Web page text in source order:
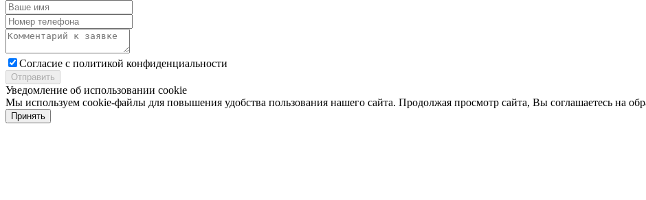
Cогласие с политикой конфиденциальности
Отправить
Уведомление об использовании cookie
Мы используем cookie-файлы для повышения удобства пользования нашего сайта. Продолжая просмотр сайта, Вы соглашаетесь на
Принять